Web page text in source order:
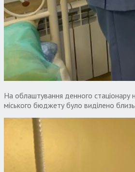
На облаштування денного стаціонару
міського бюджету було виділено